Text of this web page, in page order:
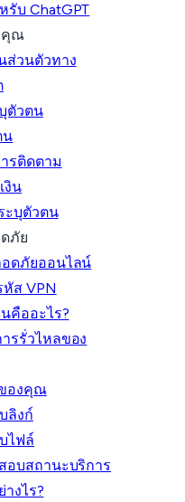
รับ ChatGPT
คุณ
ส่วนตัวทาง
ตัวตน
น
รติดตาม
งิน
ะบุตัวตน
ภัย
ดภัยออนไลน์
หัส VPN
คืออะไร?
รรั่วไหลของ
องคุณ
ลิงก์
ไฟล์
อบสถานะบริการ
งไร?